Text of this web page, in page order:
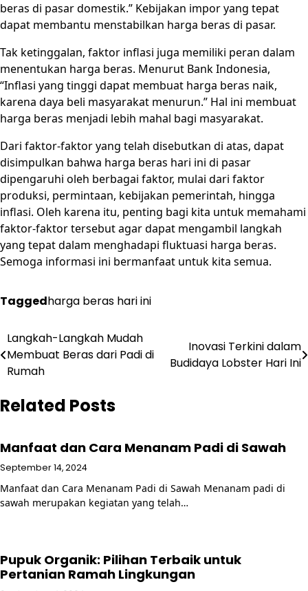
beras di pasar domestik.” Kebijakan impor yang tepat
dapat membantu menstabilkan harga beras di pasar.
Tak ketinggalan, faktor inflasi juga memiliki peran dalam
menentukan harga beras. Menurut Bank Indonesia,
“Inflasi yang tinggi dapat membuat harga beras naik,
karena daya beli masyarakat menurun.” Hal ini membuat
harga beras menjadi lebih mahal bagi masyarakat.
Dari faktor-faktor yang telah disebutkan di atas, dapat
disimpulkan bahwa harga beras hari ini di pasar
dipengaruhi oleh berbagai faktor, mulai dari faktor
produksi, permintaan, kebijakan pemerintah, hingga
inflasi. Oleh karena itu, penting bagi kita untuk memahami
faktor-faktor tersebut agar dapat mengambil langkah
yang tepat dalam menghadapi fluktuasi harga beras.
Semoga informasi ini bermanfaat untuk kita semua.
Taggedharga beras hari ini
Post
navigation
Langkah-Langkah Mudah
Membuat Beras dari Padi di
Rumah
Inovasi Terkini dalam
Budidaya Lobster Hari Ini
Related Posts
Manfaat dan Cara Menanam Padi di Sawah
September 14, 2024
Manfaat dan Cara Menanam Padi di Sawah Menanam padi di
sawah merupakan kegiatan yang telah…
Pupuk Organik: Pilihan Terbaik untuk
Pertanian Ramah Lingkungan